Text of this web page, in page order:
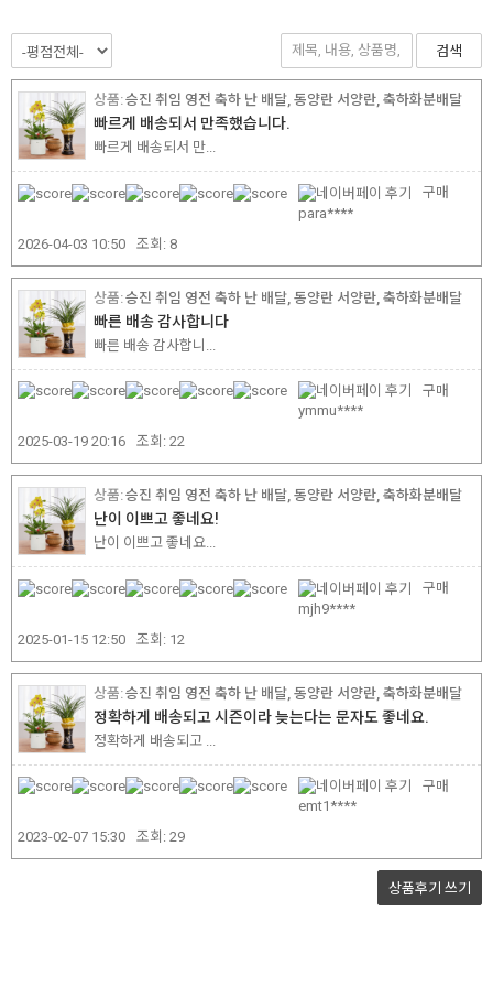
검색
승진 취임 영전 축하 난 배달, 동양란 서양란, 축하화분배달
빠르게 배송되서 만족했습니다.
빠르게 배송되서 만...
para****
구매
2026-04-03 10:50 조회: 8
승진 취임 영전 축하 난 배달, 동양란 서양란, 축하화분배달
빠른 배송 감사합니다
빠른 배송 감사합니...
ymmu****
구매
2025-03-19 20:16 조회: 22
승진 취임 영전 축하 난 배달, 동양란 서양란, 축하화분배달
난이 이쁘고 좋네요!
난이 이쁘고 좋네요...
mjh9****
구매
2025-01-15 12:50 조회: 12
승진 취임 영전 축하 난 배달, 동양란 서양란, 축하화분배달
정확하게 배송되고 시즌이라 늦는다는 문자도 좋네요.
정확하게 배송되고 ...
emt1****
구매
2023-02-07 15:30 조회: 29
상품후기 쓰기